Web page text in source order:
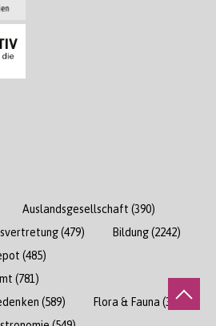
Auslandsgesellschaft (390)
(479) Bildung(2242)
(485)
(781)
(589) Flora & Fauna (384)